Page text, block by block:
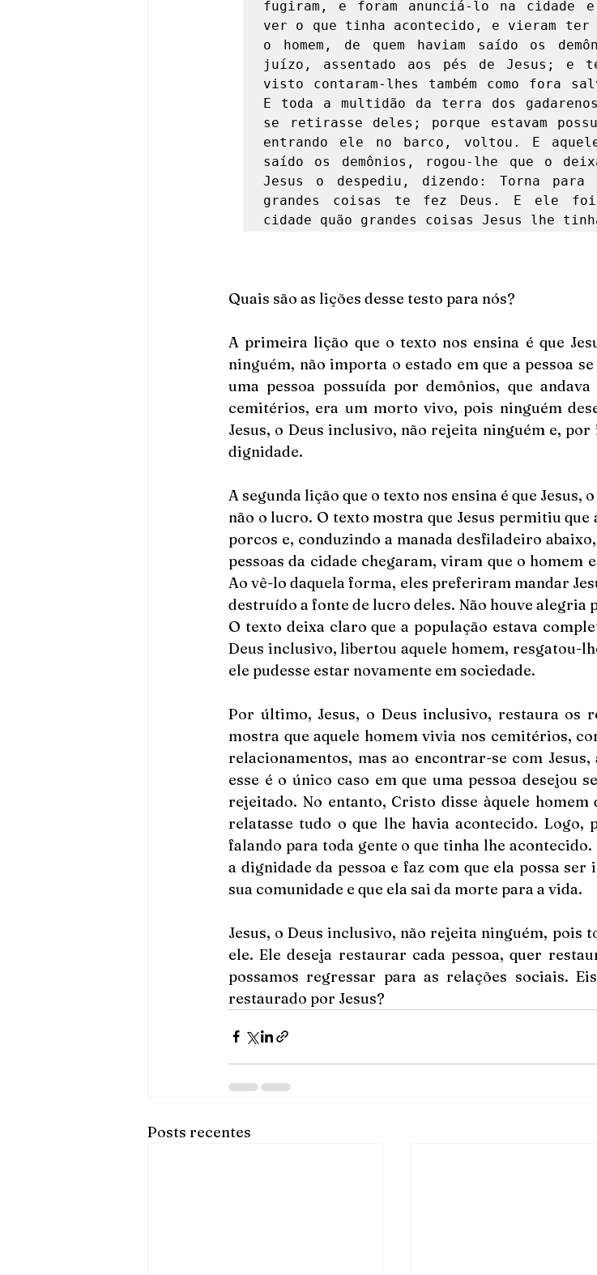
fugiram, e foram anunciá-lo na cidade e
ver o que tinha acontecido, e vieram ter
o homem, de quem haviam saído os
juízo, assentado aos pés de Jesus; e
visto contaram-lhes também como fora
E toda a multidão da terra dos
se retirasse deles; porque estavam
entrando ele no barco, voltou. E aquele
saído os demônios, rogou-lhe que o
Jesus o despediu, dizendo: Torna
grandes coisas te fez Deus. E ele foi
cidade quão grandes coisas Jesus lhe
Quais são as lições desse testo para nós?
A primeira lição que o texto nos ensina é que
ninguém, não importa o estado em que a pessoa
uma pessoa possuída por demônios, que
cemitérios, era um morto vivo, pois ninguém
Jesus, o Deus inclusivo, não rejeita ninguém e,
dignidade.
A segunda lição que o texto nos ensina é que Jesus,
não o lucro. O texto mostra que Jesus permitiu que
porcos e, conduzindo a manada desfiladeiro
pessoas da cidade chegaram, viram que o homem
Ao vê-lo daquela forma, eles preferiram mandar
destruído a fonte de lucro deles. Não houve alegria
O texto deixa claro que a população estava
Deus inclusivo, libertou aquele homem, resgatou-
ele pudesse estar novamente em sociedade.
Por último, Jesus, o Deus inclusivo, restaura os
mostra que aquele homem vivia nos cemitérios,
relacionamentos, mas ao encontrar-se com
esse é o único caso em que uma pessoa desejou
rejeitado. No entanto, Cristo disse àquele homem
relatasse tudo o que lhe havia acontecido. Logo,
falando para toda gente o que tinha lhe
a dignidade da pessoa e faz com que ela possa
sua comunidade e que ela sai da morte para a vida.
Jesus, o Deus inclusivo, não rejeita ninguém, pois
ele. Ele deseja restaurar cada pessoa, quer
possamos regressar para as relações sociais.
restaurado por Jesus?
Posts recentes